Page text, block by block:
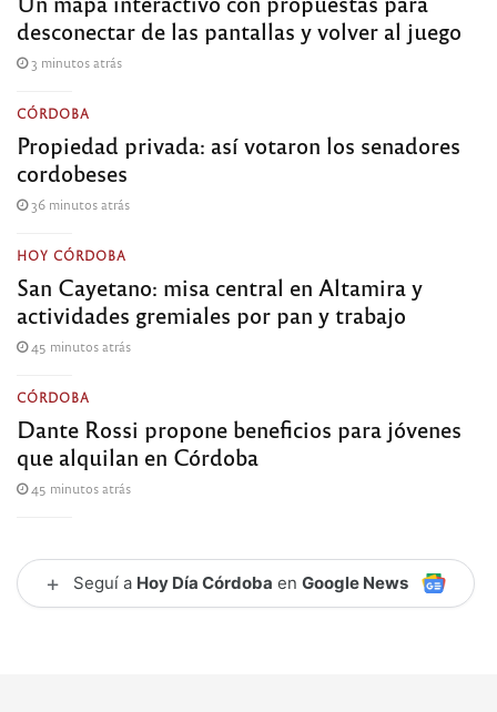
desconectar de las pantallas y volver al juego
3 minutos atrás
CÓRDOBA
Propiedad privada: así votaron los senadores
cordobeses
36 minutos atrás
HOY CÓRDOBA
San Cayetano: misa central en Altamira y
actividades gremiales por pan y trabajo
45 minutos atrás
CÓRDOBA
Dante Rossi propone beneficios para jóvenes
que alquilan en Córdoba
45 minutos atrás
+ Seguí a Hoy Día Córdoba en Google News